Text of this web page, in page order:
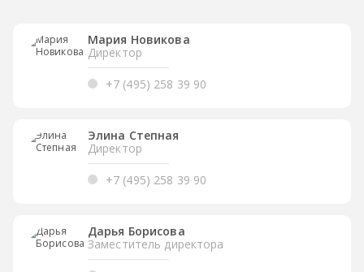
Мария Новикова
Директор
+7 (495) 258 39 90
Элина Степная
Директор
+7 (495) 258 39 90
Дарья Борисова
Заместитель директора